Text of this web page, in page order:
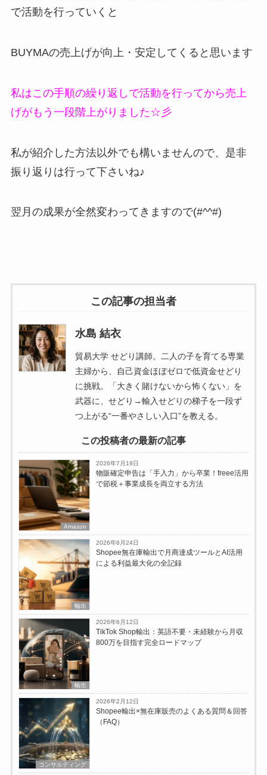
で活動を行っていくと
BUYMAの売上げが向上・安定してくると思います
私はこの手順の繰り返しで活動を行ってから売上
げがもう一段階上がりました☆彡
私が紹介した方法以外でも構いませんので、是非
振り返りは行って下さいね♪
翌月の成果が全然変わってきますので(#^^#)
この記事の担当者
水島 結衣
貿易大学 せどり講師。二人の子を育てる専業
主婦から、自己資金ほぼゼロで低資金せどり
に挑戦。「大きく賭けないから怖くない」を
武器に、せどり→輸入せどりの梯子を一段ず
つ上がる“一番やさしい入口”を教える。
この投稿者の最新の記事
Amazon
2026年7月19日
物販確定申告は「手入力」から卒業！freee活用
で節税＋事業成長を両立する方法
輸出
2026年6月24日
Shopee無在庫輸出で月商達成ツールとAI活用
による利益最大化の全記録
輸出
2026年6月12日
TikTok Shop輸出：英語不要・未経験から月収
800万を目指す完全ロードマップ
コンサルティング
2026年2月12日
Shopee輸出×無在庫販売のよくある質問＆回答
（FAQ）